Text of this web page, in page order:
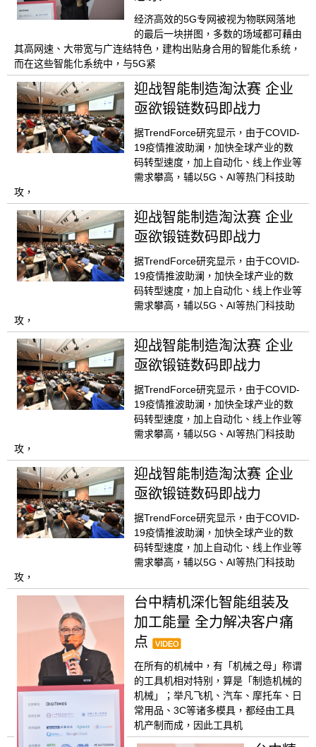
经济高效的5G专网被视为物联网落地
的最后一块拼图，多数的场域都可藉由
其高网速、大带宽与广连结特色，建构出贴身合用的智能化系统，
而在这些智能化系统中，与5G紧
迎战智能制造淘汰赛 企业
亟欲锻链数码即战力
据TrendForce研究显示，由于COVID-
19疫情推波助澜，加快全球产业的数
码转型速度，加上自动化、线上作业等
需求攀高，辅以5G、AI等热门科技助
攻，
迎战智能制造淘汰赛 企业
亟欲锻链数码即战力
据TrendForce研究显示，由于COVID-
19疫情推波助澜，加快全球产业的数
码转型速度，加上自动化、线上作业等
需求攀高，辅以5G、AI等热门科技助
攻，
迎战智能制造淘汰赛 企业
亟欲锻链数码即战力
据TrendForce研究显示，由于COVID-
19疫情推波助澜，加快全球产业的数
码转型速度，加上自动化、线上作业等
需求攀高，辅以5G、AI等热门科技助
攻，
迎战智能制造淘汰赛 企业
亟欲锻链数码即战力
据TrendForce研究显示，由于COVID-
19疫情推波助澜，加快全球产业的数
码转型速度，加上自动化、线上作业等
需求攀高，辅以5G、AI等热门科技助
攻，
台中精机深化智能组装及
加工能量 全力解决客户痛
点
在所有的机械中，有「机械之母」称谓
的工具机相对特别，算是「制造机械的
机械」；举凡飞机、汽车、摩托车、日
常用品、3C等诸多模具，都经由工具
机产制而成，因此工具机